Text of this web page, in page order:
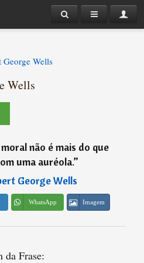
George Wells
Wells
não é mais do que
uma auréola.”
George Wells
WhatsApp Imagem
da Frase: